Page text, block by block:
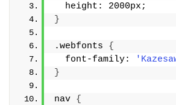
  height: 2000px;
}
.webfonts {
  font-family:
}
nav {